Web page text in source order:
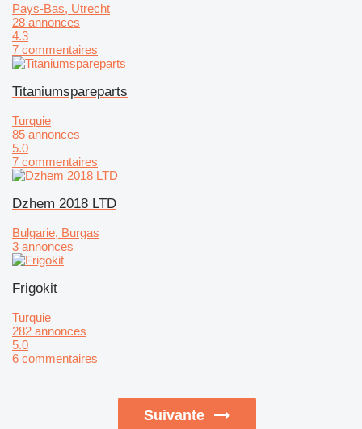
Pays-Bas, Utrecht
28 annonces
4.3
7 commentaires
Titaniumspareparts
Turquie
85 annonces
5.0
7 commentaires
Dzhem 2018 LTD
Bulgarie, Burgas
3 annonces
Frigokit
Turquie
282 annonces
5.0
6 commentaires
Suivante